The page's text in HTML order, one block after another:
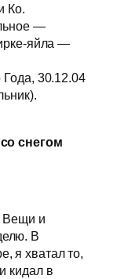
Ко.
—
яйла —
Года, 30.12.04
снегом
Вещи и
В
я хватал то,
кидал в